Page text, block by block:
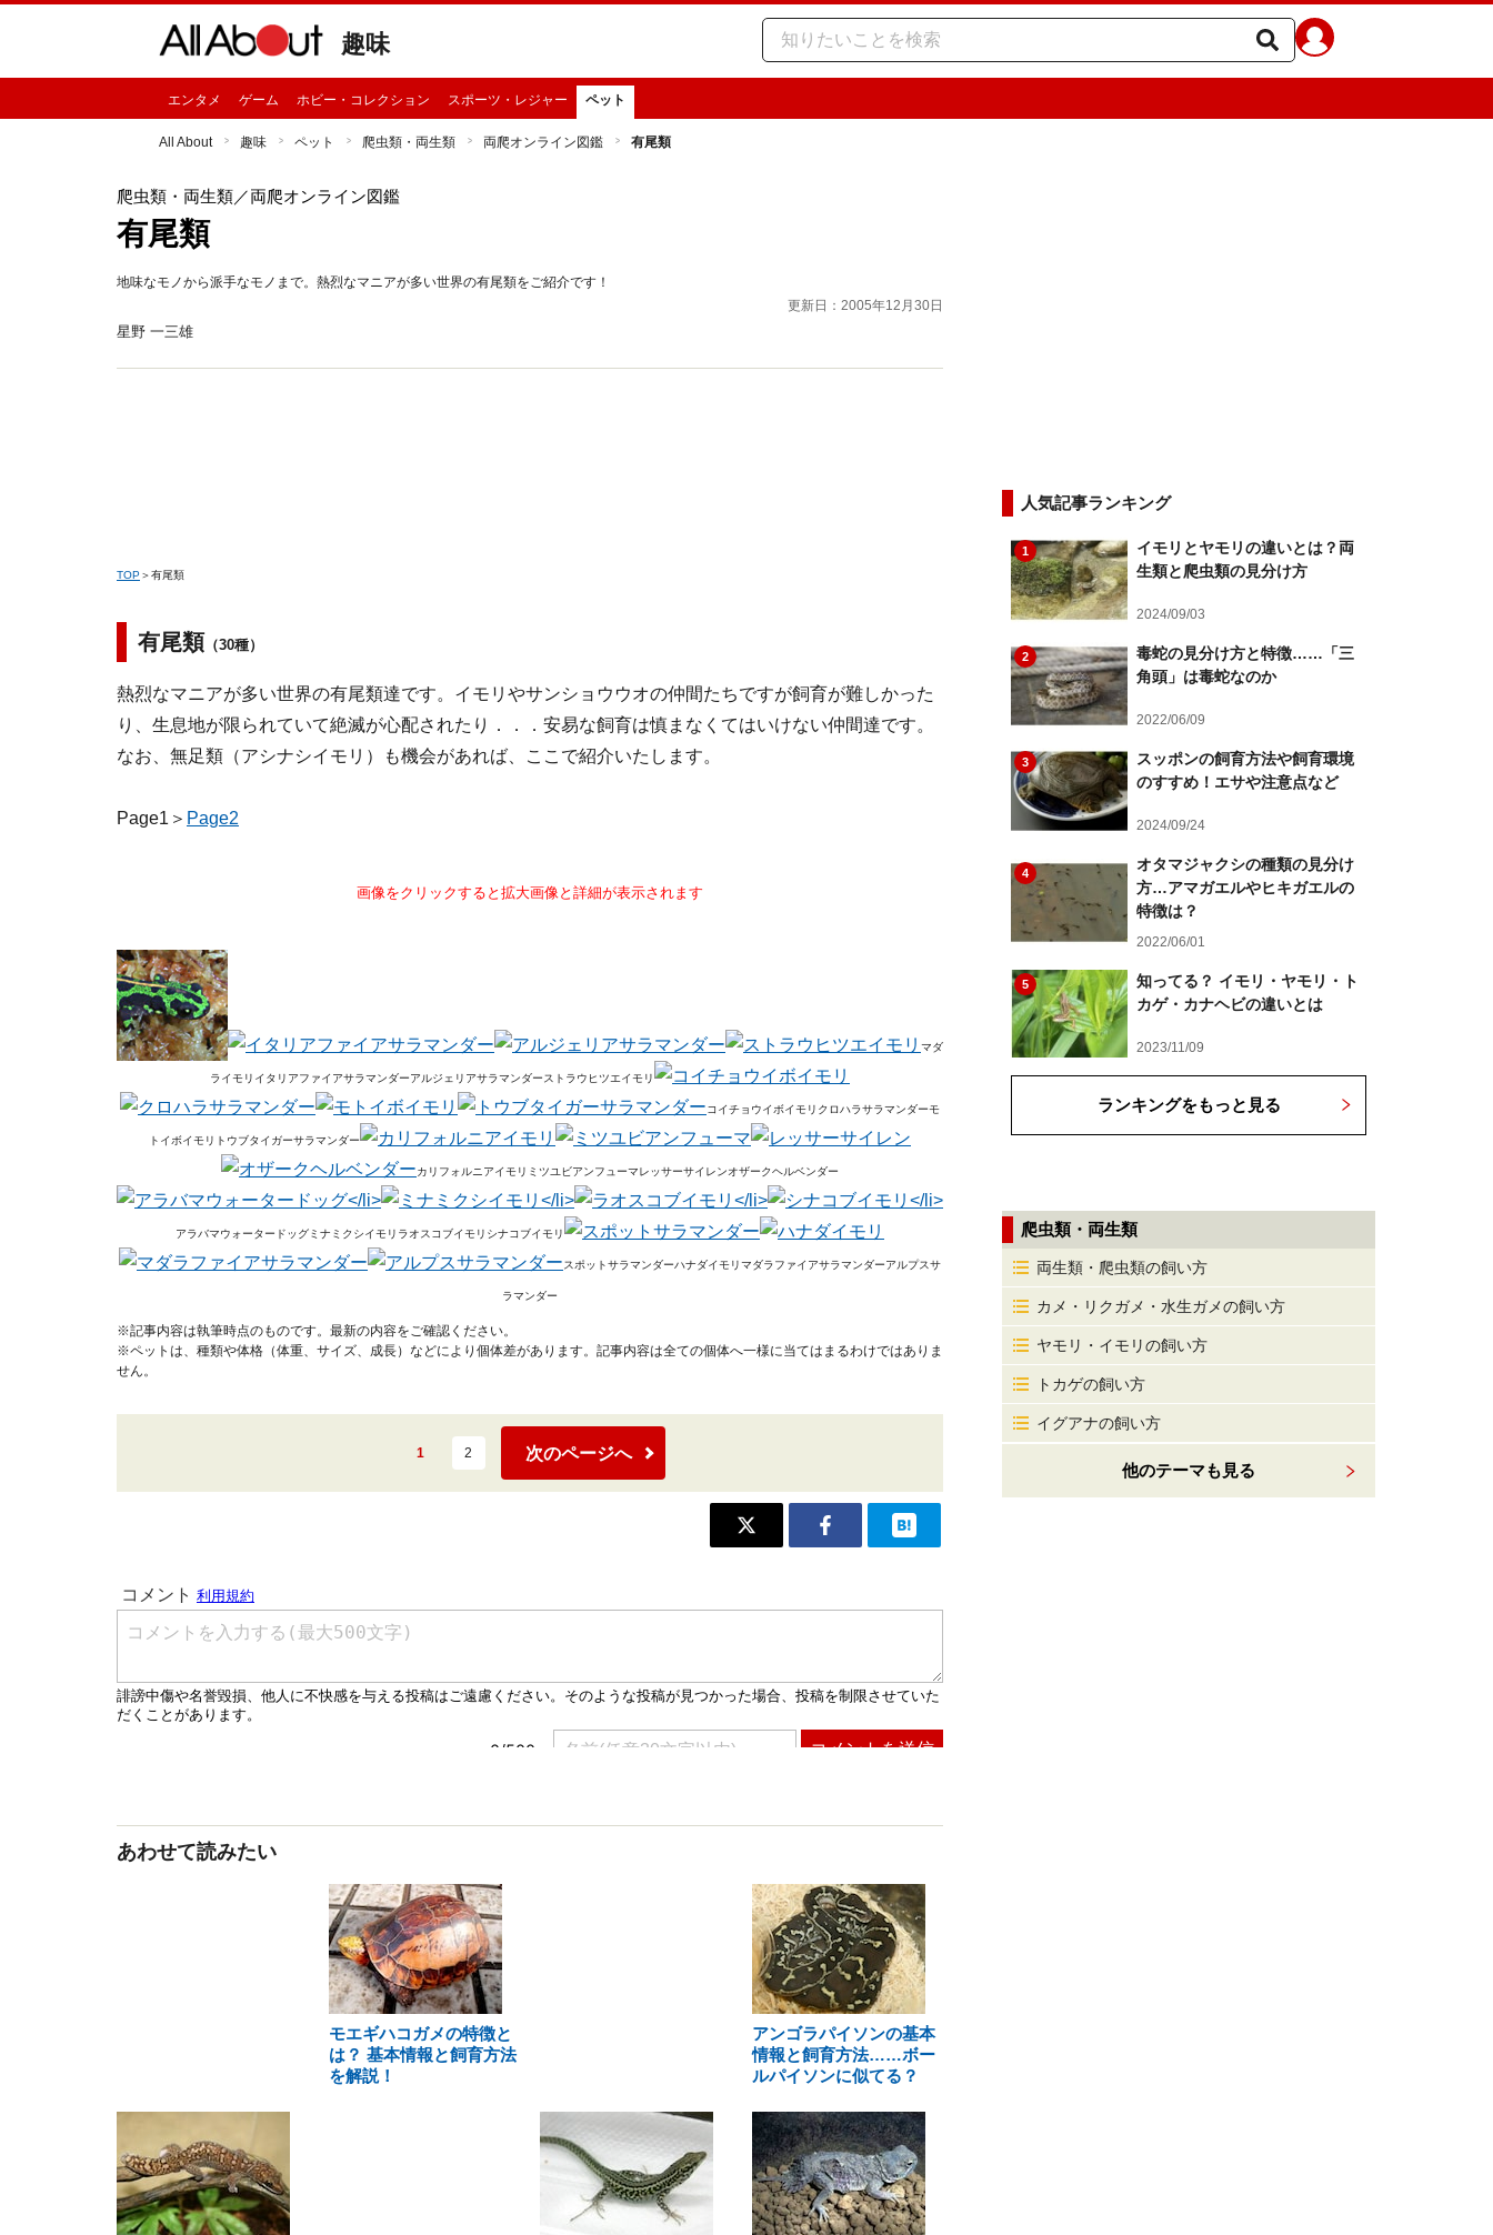
趣味
エンタメ ゲーム ホビー・コレクション スポーツ・レジャー ペット
All About 趣味 ペット 爬虫類・両生類 両爬オンライン図鑑 有尾類
爬虫類・両生類／両爬オンライン図鑑
有尾類
地味なモノから派手なモノまで。熱烈なマニアが多い世界の有尾類をご紹介です！
更新日：2005年12月30日
星野 一三雄
TOP＞有尾類
有尾類 （30種）
熱烈なマニアが多い世界の有尾類達です。イモリやサンショウウオの仲間たちですが飼育が難しかった
り、生息地が限られていて絶滅が心配されたり．．．安易な飼育は慎まなくてはいけない仲間達です。
なお、無足類（アシナシイモリ）も機会があれば、ここで紹介いたします。
Page1＞ Page2
画像をクリックすると拡大画像と詳細が表示されます
マダ
ライモリ イタリアファイアサラマンダーアルジェリアサラマンダーストラウヒツエイモリ
コイチョウイボイモリ クロハラサラマンダーモ
トイボイモリ トウブタイガーサラマンダー
カリフォルニアイモリ ミツユビアンフューマレッサーサイレンオザークヘルベンダー
アラバマウォータードッグミナミクシイモリ ラオスコブイモリ シナコブイモリ
スポットサラマンダーハナダイモリマダラファイアサラマンダーアルプスサ
ラマンダー
※記事内容は執筆時点のものです。最新の内容をご確認ください。
※ペットは、種類や体格（体重、サイズ、成長）などにより個体差があります。記事内容は全ての個体へ一様に当てはまるわけではありま
せん。
1 2 次のページへ
あわせて読みたい
モエギハコガメの特徴と
は？ 基本情報と飼育方法
を解説！
アンゴラパイソンの基本
情報と飼育方法……ボー
ルパイソンに似てる？
人気記事ランキング
1
イモリとヤモリの違いとは？両
生類と爬虫類の見分け方
2024/09/03
2
毒蛇の見分け方と特徴……「三
角頭」は毒蛇なのか
2022/06/09
3
スッポンの飼育方法や飼育環境
のすすめ！エサや注意点など
2024/09/24
4
オタマジャクシの種類の見分け
方…アマガエルやヒキガエルの
特徴は？
2022/06/01
5
知ってる？ イモリ・ヤモリ・ト
カゲ・カナヘビの違いとは
2023/11/09
ランキングをもっと見る
爬虫類・両生類
両生類・爬虫類の飼い方
カメ・リクガメ・水生ガメの飼い方
ヤモリ・イモリの飼い方
トカゲの飼い方
イグアナの飼い方
他のテーマも見る